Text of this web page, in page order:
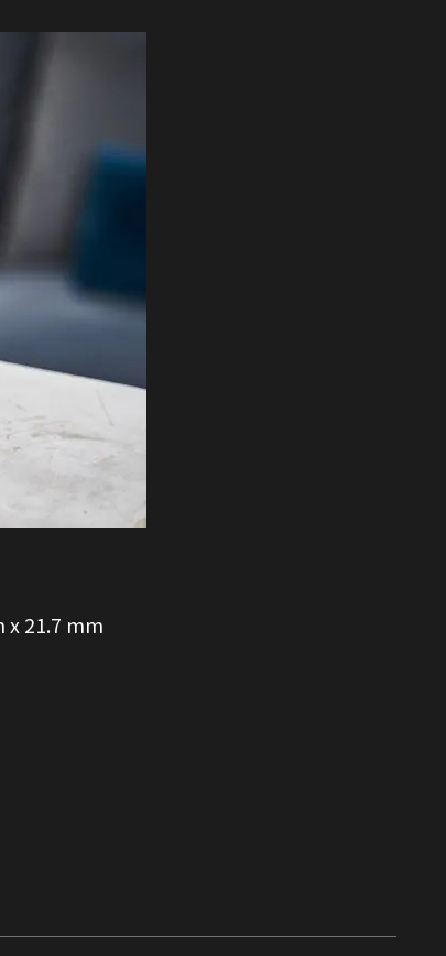
x 21.7 mm